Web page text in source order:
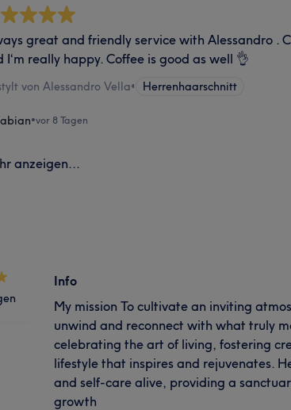
great and friendly service with Alessandro .
I‘m really happy. Coffee is good as well 👌
von Alessandro Vella• Herrenhaarschnitt
•vor 8 Tagen
anzeigen...
Info
My mission To cultivate an inviting
unwind and reconnect with what truly
celebrating the art of living, fostering
lifestyle that inspires and rejuvenates.
and self-care alive, providing a
growth